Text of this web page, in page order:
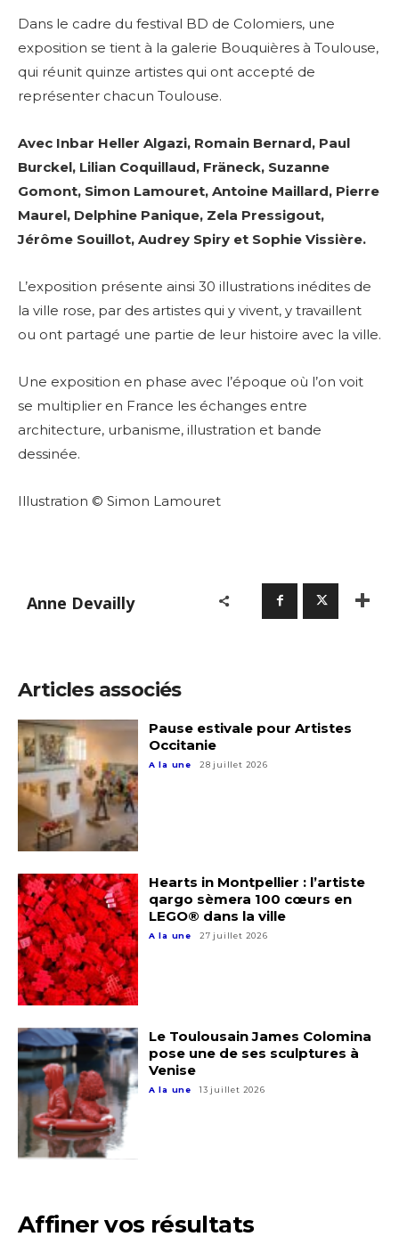
Adresse email*
Nom
Prénom
Nom
Dans le cadre du festival BD de Colomiers, une
exposition se tient à la galerie Bouquières à Toulouse,
qui réunit quinze artistes qui ont accepté de
représenter chacun Toulouse.
Avec Inbar Heller Algazi, Romain Bernard, Paul
Burckel, Lilian Coquillaud, Fräneck, Suzanne
Gomont, Simon Lamouret, Antoine Maillard, Pierre
Maurel, Delphine Panique, Zela Pressigout,
Jérôme Souillot, Audrey Spiry et Sophie Vissière.
L’exposition présente ainsi 30 illustrations inédites de
la ville rose, par des artistes qui y vivent, y travaillent
ou ont partagé une partie de leur histoire avec la ville.
Une exposition en phase avec l’époque où l’on voit
se multiplier en France les échanges entre
architecture, urbanisme, illustration et bande
dessinée.
Illustration © Simon Lamouret
Anne Devailly
Articles associés
Pause estivale pour Artistes
Occitanie
A la une 28 juillet 2026
Hearts in Montpellier : l’artiste
qargo sèmera 100 cœurs en
LEGO® dans la ville
A la une 27 juillet 2026
Le Toulousain James Colomina
pose une de ses sculptures à
Venise
A la une 13 juillet 2026
Affiner vos résultats